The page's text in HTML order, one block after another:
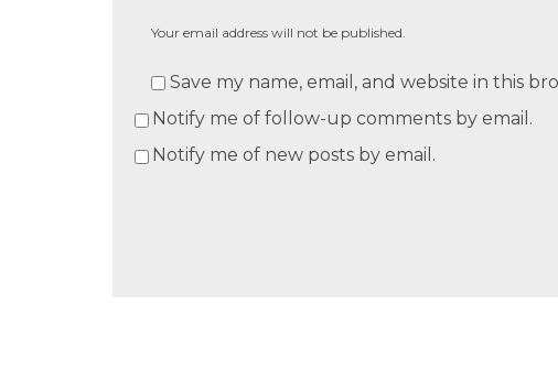
Your email address will not be published.
Save my name, email, and website in this
Notify me of follow-up comments by email.
Notify me of new posts by email.